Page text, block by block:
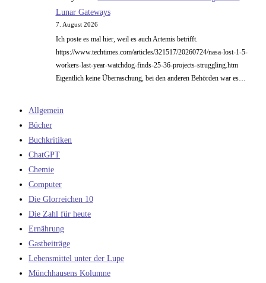
Lunar Gateways
7. August 2026
Ich poste es mal hier, weil es auch Artemis betrifft.
https://www.techtimes.com/articles/321517/20260724/nasa-lost-1-5-
workers-last-year-watchdog-finds-25-36-projects-struggling.htm
Eigentlich keine Überraschung, bei den anderen Behörden war es…
Allgemein
Bücher
Buchkritiken
ChatGPT
Chemie
Computer
Die Glorreichen 10
Die Zahl für heute
Ernährung
Gastbeiträge
Lebensmittel unter der Lupe
Münchhausens Kolumne